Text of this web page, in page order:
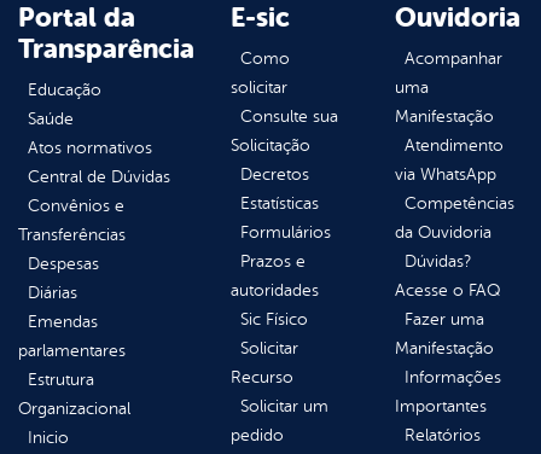
Portal da
Transparência
Educação
Saúde
Atos normativos
Central de Dúvidas
Convênios e
Transferências
Despesas
Diárias
Emendas
parlamentares
Estrutura
Organizacional
Inicio
E-sic
Como
solicitar
Consulte sua
Solicitação
Decretos
Estatísticas
Formulários
Prazos e
autoridades
Sic Físico
Solicitar
Recurso
Solicitar um
pedido
Ouvidoria
Acompanhar
uma
Manifestação
Atendimento
via WhatsApp
Competências
da Ouvidoria
Dúvidas?
Acesse o FAQ
Fazer uma
Manifestação
Informações
Importantes
Relatórios